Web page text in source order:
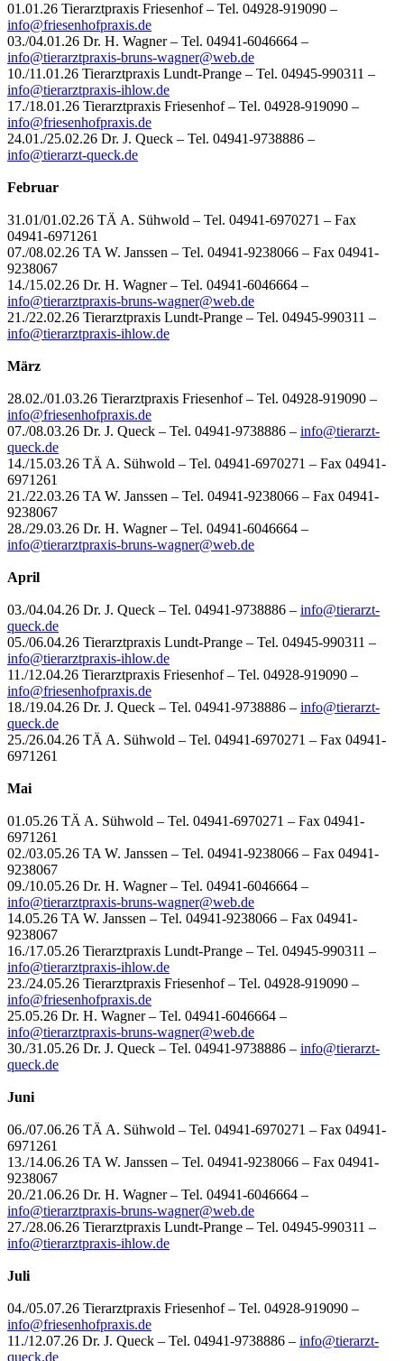
01.01.26 Tierarztpraxis Friesenhof – Tel. 04928-919090 –
info@friesenhofpraxis.de
03./04.01.26 Dr. H. Wagner – Tel. 04941-6046664 –
info@tierarztpraxis-bruns-wagner@web.de
10./11.01.26 Tierarztpraxis Lundt-Prange – Tel. 04945-990311 –
info@tierarztpraxis-ihlow.de
17./18.01.26 Tierarztpraxis Friesenhof – Tel. 04928-919090 –
info@friesenhofpraxis.de
24.01./25.02.26 Dr. J. Queck – Tel. 04941-9738886 –
info@tierarzt-queck.de
Februar
31.01/01.02.26 TÄ A. Sühwold – Tel. 04941-6970271 – Fax
04941-6971261
07./08.02.26 TA W. Janssen – Tel. 04941-9238066 – Fax 04941-
9238067
14./15.02.26 Dr. H. Wagner – Tel. 04941-6046664 –
info@tierarztpraxis-bruns-wagner@web.de
21./22.02.26 Tierarztpraxis Lundt-Prange – Tel. 04945-990311 –
info@tierarztpraxis-ihlow.de
März
28.02./01.03.26 Tierarztpraxis Friesenhof – Tel. 04928-919090 –
info@friesenhofpraxis.de
07./08.03.26 Dr. J. Queck – Tel. 04941-9738886 – info@tierarzt-
queck.de
14./15.03.26 TÄ A. Sühwold – Tel. 04941-6970271 – Fax 04941-
6971261
21./22.03.26 TA W. Janssen – Tel. 04941-9238066 – Fax 04941-
9238067
28./29.03.26 Dr. H. Wagner – Tel. 04941-6046664 –
info@tierarztpraxis-bruns-wagner@web.de
April
03./04.04.26 Dr. J. Queck – Tel. 04941-9738886 – info@tierarzt-
queck.de
05./06.04.26 Tierarztpraxis Lundt-Prange – Tel. 04945-990311 –
info@tierarztpraxis-ihlow.de
11./12.04.26 Tierarztpraxis Friesenhof – Tel. 04928-919090 –
info@friesenhofpraxis.de
18./19.04.26 Dr. J. Queck – Tel. 04941-9738886 – info@tierarzt-
queck.de
25./26.04.26 TÄ A. Sühwold – Tel. 04941-6970271 – Fax 04941-
6971261
Mai
01.05.26 TÄ A. Sühwold – Tel. 04941-6970271 – Fax 04941-
6971261
02./03.05.26 TA W. Janssen – Tel. 04941-9238066 – Fax 04941-
9238067
09./10.05.26 Dr. H. Wagner – Tel. 04941-6046664 –
info@tierarztpraxis-bruns-wagner@web.de
14.05.26 TA W. Janssen – Tel. 04941-9238066 – Fax 04941-
9238067
16./17.05.26 Tierarztpraxis Lundt-Prange – Tel. 04945-990311 –
info@tierarztpraxis-ihlow.de
23./24.05.26 Tierarztpraxis Friesenhof – Tel. 04928-919090 –
info@friesenhofpraxis.de
25.05.26 Dr. H. Wagner – Tel. 04941-6046664 –
info@tierarztpraxis-bruns-wagner@web.de
30./31.05.26 Dr. J. Queck – Tel. 04941-9738886 – info@tierarzt-
queck.de
Juni
06./07.06.26 TÄ A. Sühwold – Tel. 04941-6970271 – Fax 04941-
6971261
13./14.06.26 TA W. Janssen – Tel. 04941-9238066 – Fax 04941-
9238067
20./21.06.26 Dr. H. Wagner – Tel. 04941-6046664 –
info@tierarztpraxis-bruns-wagner@web.de
27./28.06.26 Tierarztpraxis Lundt-Prange – Tel. 04945-990311 –
info@tierarztpraxis-ihlow.de
Juli
04./05.07.26 Tierarztpraxis Friesenhof – Tel. 04928-919090 –
info@friesenhofpraxis.de
11./12.07.26 Dr. J. Queck – Tel. 04941-9738886 – info@tierarzt-
queck.de